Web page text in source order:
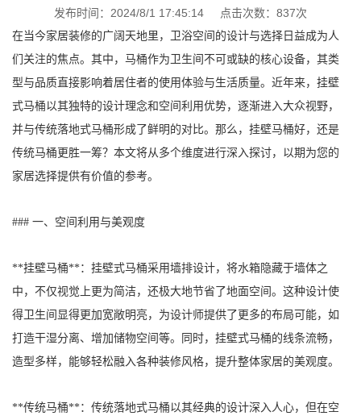
发布时间：2024/8/1 17:45:14 点击次数：837次
在当今家居装修的广阔天地里，卫浴空间的设计与选择日益成为人
们关注的焦点。其中，马桶作为卫生间不可或缺的核心设备，其类
型与品质直接影响着居住者的使用体验与生活质量。近年来，挂壁
式马桶以其独特的设计理念和空间利用优势，逐渐进入大众视野，
并与传统落地式马桶形成了鲜明的对比。那么，挂壁马桶好，还是
传统马桶更胜一筹？本文将从多个维度进行深入探讨，以期为您的
家居选择提供有价值的参考。
### 一、空间利用与美观度
**挂壁马桶**：挂壁式马桶采用墙排设计，将水箱隐藏于墙体之
中，不仅视觉上更为简洁，还极大地节省了地面空间。这种设计使
得卫生间显得更加宽敞明亮，为设计师提供了更多的布局可能，如
打造干湿分离、增加储物空间等。同时，挂壁式马桶的线条流畅，
造型多样，能够轻松融入各种装修风格，提升整体家居的美观度。
**传统马桶**：传统落地式马桶以其经典的设计深入人心，但在空